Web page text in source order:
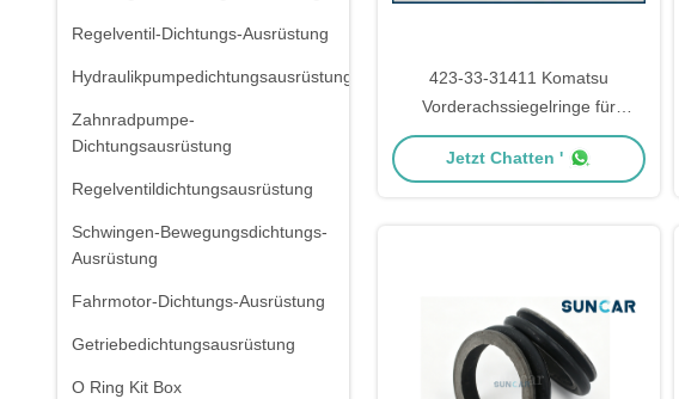
Regelventil-Dichtungs-Ausrüstung
Hydraulikpumpedichtungsausrüstung
Zahnradpumpe-
Dichtungsausrüstung
Regelventildichtungsausrüstung
Schwingen-Bewegungsdichtungs-
Ausrüstung
Fahrmotor-Dichtungs-Ausrüstung
Getriebedichtungsausrüstung
O Ring Kit Box
423-33-31411 Komatsu
Vorderachssiegelringe für
Radlader WA380-7
Jetzt Chatten '